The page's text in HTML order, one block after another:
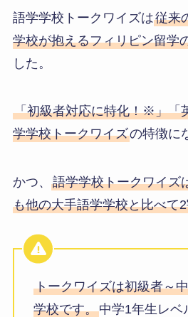
語学学校トークワイズは従来
学校が抱えるフィリピン留学
した。
「初級者対応に特化！※」「
学学校トークワイズの特徴に
かつ、 語学学校トークワイズ
も他の大手語学学校と比べて
トークワイズは初級者～
学校です。中学1年生レベ